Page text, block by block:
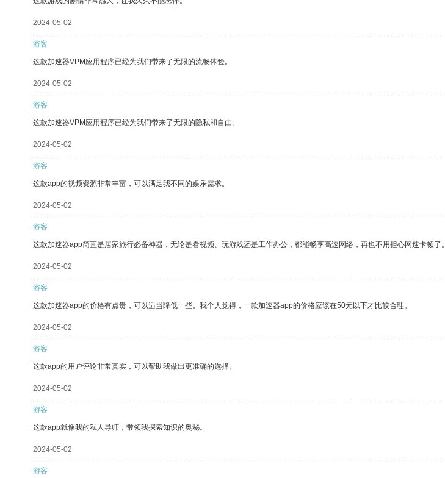
2024-05-02
游客
这款加速器VPM应用程序已经为我们带来了无限的流畅体验。
2024-05-02
游客
这款加速器VPM应用程序已经为我们带来了无限的隐私和自由。
2024-05-02
游客
这款app的视频资源非常丰富，可以满足我不同的娱乐需求。
2024-05-02
游客
这款加速器app简直是居家旅行必备神器，无论是看视频、玩游戏还是工作办公，都能畅享高速网络，再也不用担心网速卡顿了。
2024-05-02
游客
这款加速器app的价格有点贵，可以适当降低一些。我个人觉得，一款加速器app的价格应该在50元以下才比较合理。
2024-05-02
游客
这款app的用户评论非常真实，可以帮助我做出更准确的选择。
2024-05-02
游客
这款app就像我的私人导师，带领我探索知识的奥秘。
2024-05-02
游客